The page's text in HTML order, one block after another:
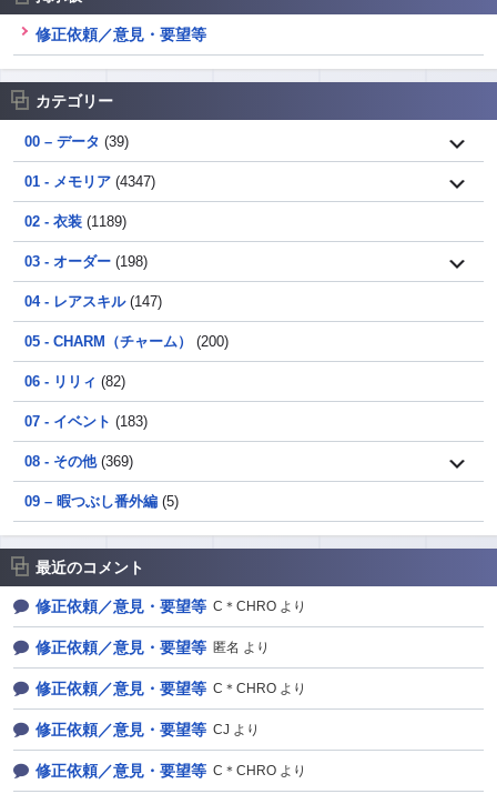
修正依頼／意見・要望等
カテゴリー
00 – データ (39)
01 - メモリア (4347)
02 - 衣装 (1189)
03 - オーダー (198)
04 - レアスキル(147)
05 - CHARM（チャーム） (200)
06 - リリィ (82)
07 - イベント (183)
08 - その他(369)
09 – 暇つぶし番外編 (5)
最近のコメント
修正依頼／意見・要望等 C＊CHRO より
修正依頼／意見・要望等 匿名 より
修正依頼／意見・要望等 C＊CHRO より
修正依頼／意見・要望等 CJ より
修正依頼／意見・要望等 C＊CHRO より